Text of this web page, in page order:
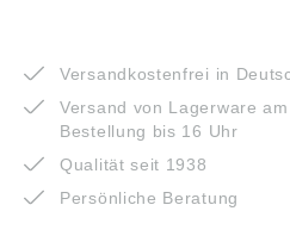
Versandkostenfrei in
Versand von Lagerware
Bestellung bis 16 Uhr
Qualität seit 1938
Persönliche Beratung